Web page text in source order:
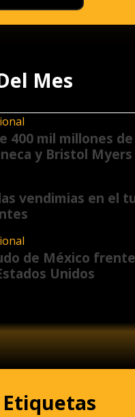
Mes
400 mil millones
y Bristol Myers
vendimias en el
de México
Unidos
Etiquetas